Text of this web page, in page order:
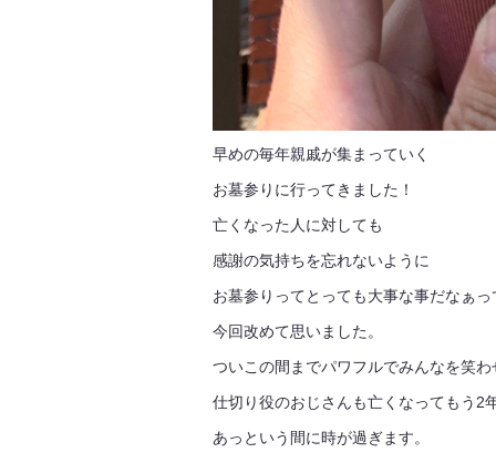
早めの毎年親戚が集まっていく
お墓参りに行ってきました！
亡くなった人に対しても
感謝の気持ちを忘れないように
お墓参りってとっても大事な事だなぁっ
今回改めて思いました。
ついこの間までパワフルでみんなを笑わ
仕切り役のおじさんも亡くなってもう2
あっという間に時が過ぎます。